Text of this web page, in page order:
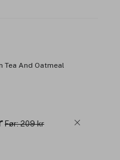
Tea And Oatmeal
Før: 209 kr